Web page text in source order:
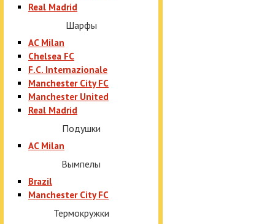
Real Madrid
Шарфы
AC Milan
Chelsea FC
F.C. Internazionale
Manchester City FC
Manchester United
Real Madrid
Подушки
AC Milan
Вымпелы
Brazil
Manchester City FC
Термокружки